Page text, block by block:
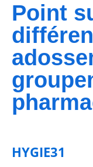
Point
HYGIE31